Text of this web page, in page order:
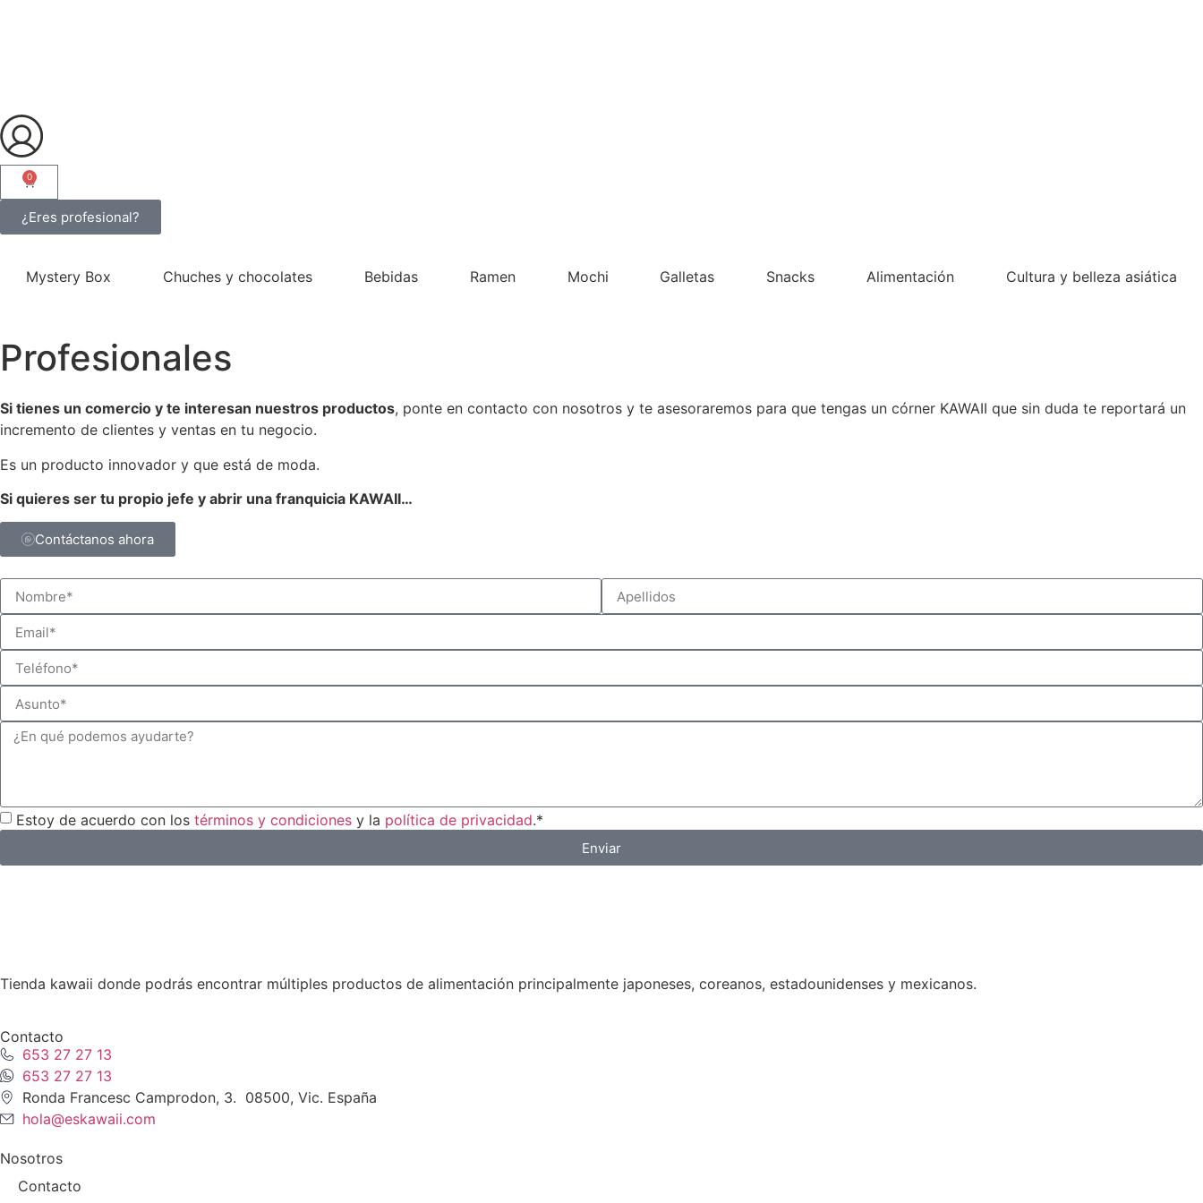
0
¿Eres profesional?
Mystery Box Chuches y chocolates Bebidas Ramen Mochi Galletas Snacks Alimentación Cultura y belleza asiática
Profesionales
Si tienes un comercio y te interesan nuestros productos, ponte en contacto con nosotros y te asesoraremos para que tengas un córner KAWAII que sin duda te reportará un
incremento de clientes y ventas en tu negocio.
Es un producto innovador y que está de moda.
Si quieres ser tu propio jefe y abrir una franquicia KAWAII…
Contáctanos ahora
Estoy de acuerdo con los términos y condiciones y la política de privacidad.*
Enviar
Tienda kawaii donde podrás encontrar múltiples productos de alimentación principalmente japoneses, coreanos, estadounidenses y mexicanos.
Contacto
653 27 27 13
653 27 27 13
Ronda Francesc Camprodon, 3. 08500, Vic. España
hola@eskawaii.com
Nosotros
Contacto